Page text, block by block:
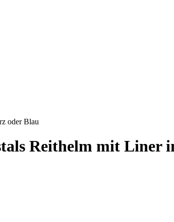
oder Blau
Reithelm mit Liner